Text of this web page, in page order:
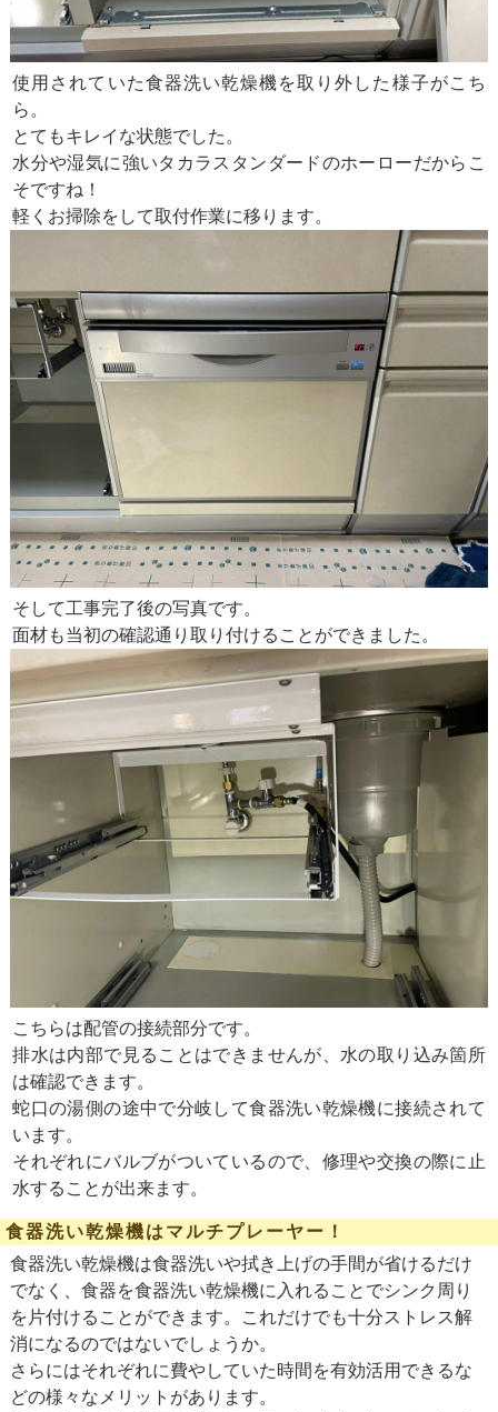
使用されていた食器洗い乾燥機を取り外した様子がこち
ら。
とてもキレイな状態でした。
水分や湿気に強いタカラスタンダードのホーローだからこ
そですね！
軽くお掃除をして取付作業に移ります。
そして工事完了後の写真です。
面材も当初の確認通り取り付けることができました。
こちらは配管の接続部分です。
排水は内部で見ることはできませんが、水の取り込み箇所
は確認できます。
蛇口の湯側の途中で分岐して食器洗い乾燥機に接続されて
います。
それぞれにバルブがついているので、修理や交換の際に止
水することが出来ます。
食器洗い乾燥機はマルチプレーヤー！
食器洗い乾燥機は食器洗いや拭き上げの手間が省けるだけ
でなく、食器を食器洗い乾燥機に入れることでシンク周り
を片付けることができます。これだけでも十分ストレス解
消になるのではないでしょうか。
さらにはそれぞれに費やしていた時間を有効活用できるな
どの様々なメリットがあります。